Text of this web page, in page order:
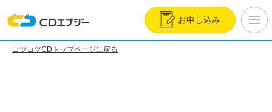
お申し込み
コツコツCDトップページに戻る